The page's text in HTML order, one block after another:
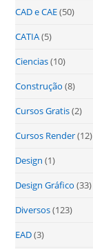
CAD e CAE(50)
CATIA(5)
Ciencias(10)
Construção (8)
Cursos Gratis(2)
Cursos Render(12)
Design (1)
Design Gráfico (33)
Diversos(123)
EAD(3)